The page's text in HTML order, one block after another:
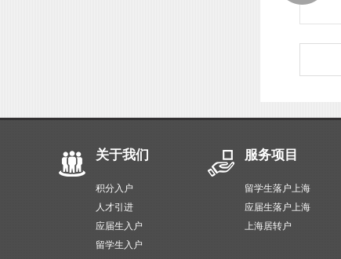
关于我们
积分入户
人才引进
应届生入户
留学生入户
服务项目
留学生落户上海
应届生落户上海
上海居转户